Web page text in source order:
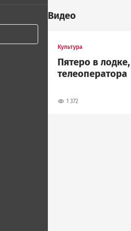
Видео
Культура
Пятеро в
телеоператора
1 372